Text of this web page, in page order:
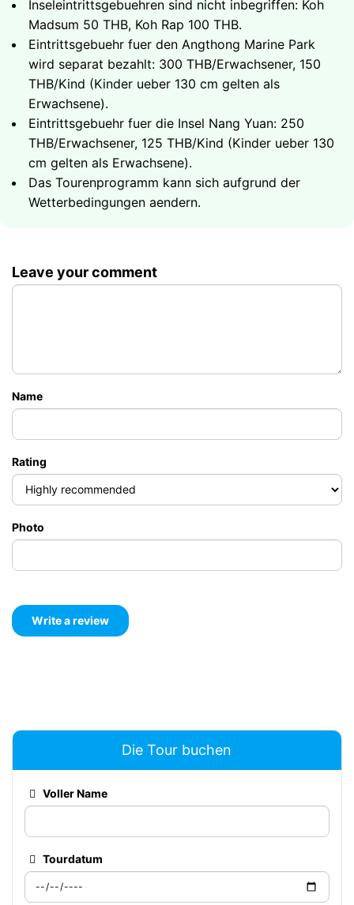
Gruppe bis zu 6 Gaeste ฿32000
Gesamtdauer - 8 Stunden
Gruppe bis zu 6 Gaeste 40000
Schwimmen
Strandentspannung an unberuehrten Kuesten
Softdrinks und frisches Obst an Bord
Gesamtdauer - 8 Stunden
Gruppe bis zu 6 Gaeste ฿42000
Angthong Marine National Park - 42
atemberaubende Inseln
Snorkeling an den Korallenriffen des Archipels
Smaragdgruene Lagunen und malerische Hoehlen
des Nationalparks
Eintrittsgebuehr fuer den Nationalpark wird
separat bezahlt: ฿300/Erwachsener
Gesamtdauer - 8 Stunden
Was Sie erwartet
Koh Tao - eines der weltweit besten Snorkeling-
und Tauchziele
Nang Yuan - drei Inseln, verbunden durch eine
atemberaubende Sandbank aus weissem Sand
Reiches Meeresleben und lebendige Korallenriffe
Eintrittsgebuehr fuer die Insel Nang Yuan wird
separat bezahlt: ฿250/Erwachsener
Gesamtdauer - 8 Stunden
Gruppe bis zu 6 Gaeste
Inseleintrittsgebuehren sind nicht inbegriffen: Koh
Madsum 50 THB, Koh Rap 100 THB.
Eintrittsgebuehr fuer den Angthong Marine Park
wird separat bezahlt: 300 THB/Erwachsener, 150
THB/Kind (Kinder ueber 130 cm gelten als
Erwachsene).
Eintrittsgebuehr fuer die Insel Nang Yuan: 250
THB/Erwachsener, 125 THB/Kind (Kinder ueber 130
cm gelten als Erwachsene).
Das Tourenprogramm kann sich aufgrund der
Wetterbedingungen aendern.
Leave your comment
Name
Rating
Photo
Die Tour buchen
Voller Name
Tourdatum